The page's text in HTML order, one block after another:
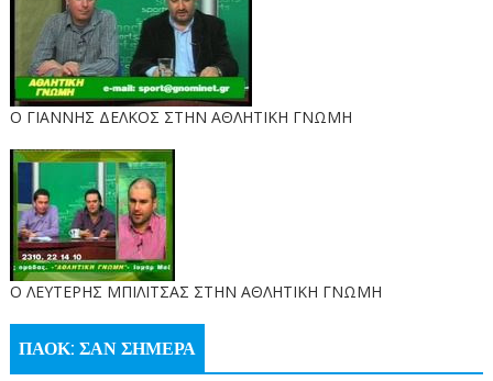
Ο ΓΙΑΝΝΗΣ ΔΕΛΚΟΣ ΣΤΗΝ ΑΘΛΗΤΙΚΗ ΓΝΩΜΗ
O ΛΕΥΤΕΡΗΣ ΜΠΙΛΙΤΣΑΣ ΣΤΗΝ ΑΘΛΗΤΙΚΗ ΓΝΩΜΗ
ΠΑΟΚ: ΣΑΝ ΣΗΜΕΡΑ